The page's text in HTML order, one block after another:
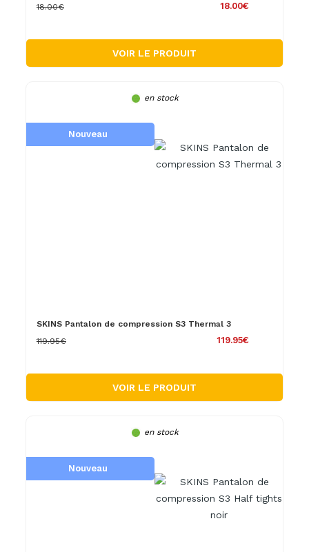
18.00€
18.00€
VOIR LE PRODUIT
en stock
Nouveau
SKINS Pantalon de compression S3 Thermal 3
119.95€
119.95€
VOIR LE PRODUIT
en stock
Nouveau